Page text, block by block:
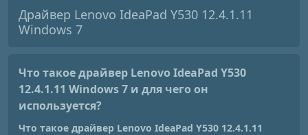
Драйвер Lenovo IdeaPad Y530 12.4.1.11
Windows 7
Что такое драйвер Lenovo IdeaPad Y530
12.4.1.11 Windows 7 и для чего он
используется?
Что такое драйвер Lenovo IdeaPad Y530 12.4.1.11